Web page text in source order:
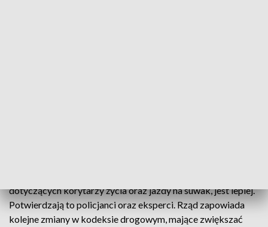
dotyczących korytarzy życia oraz jazdy na suwak, jest lepiej.
Potwierdzają to policjanci oraz eksperci. Rząd zapowiada
kolejne zmiany w kodeksie drogowym, mające zwiększać